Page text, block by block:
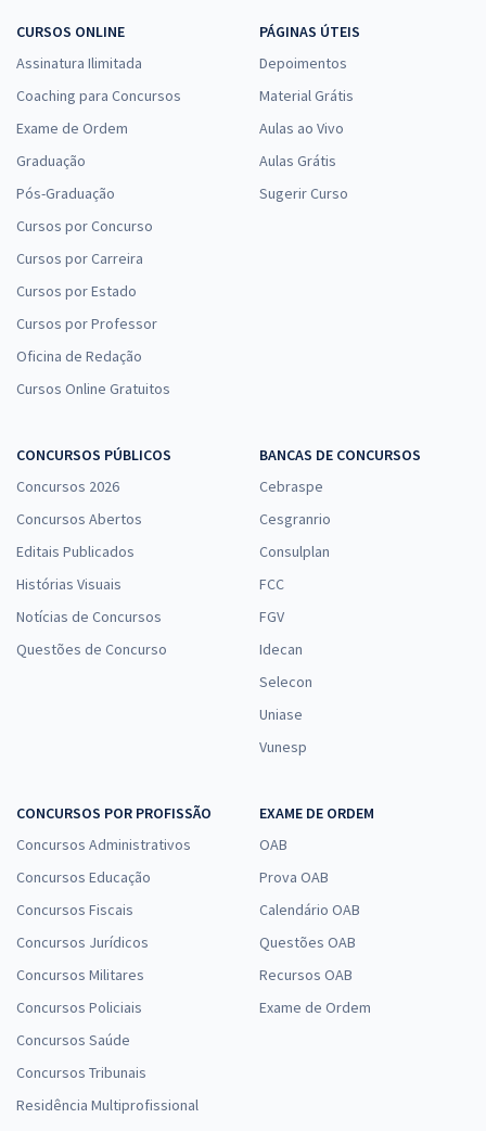
CURSOS ONLINE
Assinatura Ilimitada
Coaching para Concursos
Exame de Ordem
Graduação
Pós-Graduação
Cursos por Concurso
Cursos por Carreira
Cursos por Estado
Cursos por Professor
Oficina de Redação
Cursos Online Gratuitos
PÁGINAS ÚTEIS
Depoimentos
Material Grátis
Aulas ao Vivo
Aulas Grátis
Sugerir Curso
CONCURSOS PÚBLICOS
Concursos 2026
Concursos Abertos
Editais Publicados
Histórias Visuais
Notícias de Concursos
Questões de Concurso
BANCAS DE CONCURSOS
Cebraspe
Cesgranrio
Consulplan
FCC
FGV
Idecan
Selecon
Uniase
Vunesp
CONCURSOS POR PROFISSÃO
Concursos Administrativos
Concursos Educação
Concursos Fiscais
Concursos Jurídicos
Concursos Militares
Concursos Policiais
Concursos Saúde
Concursos Tribunais
Residência Multiprofissional
EXAME DE ORDEM
OAB
Prova OAB
Calendário OAB
Questões OAB
Recursos OAB
Exame de Ordem